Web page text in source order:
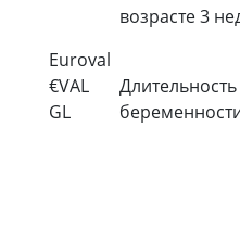
возрасте 3
Euroval
€VAL
GL
Длительность